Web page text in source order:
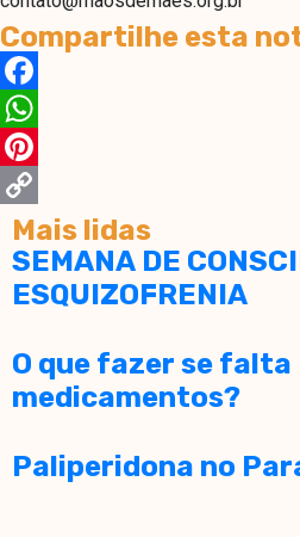
Compartilhe esta
Facebook
WhatsApp
Pinterest
Copy
Link
Mais lidas
SEMANA DE
ESQUIZOFRENIA
O que fazer se falta
medicamentos?
Paliperidona no